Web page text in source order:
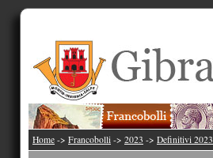
Home -> Francobolli -> 2023 -> Definitivi 2023